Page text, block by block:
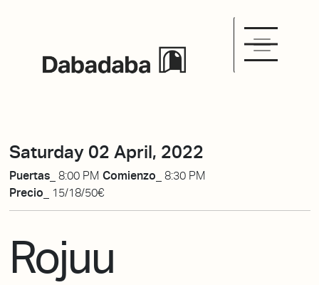
Saturday 02 April, 2022
Puertas_ 8:00 PM Comienzo_ 8:30 PM
Precio_
15/18/50€
Rojuu